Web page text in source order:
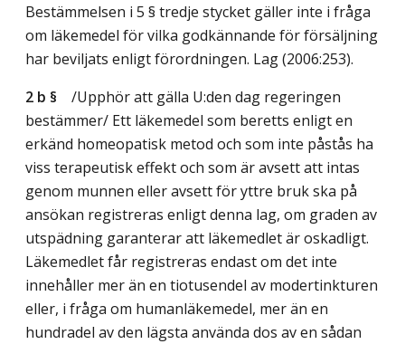
Bestämmelsen i 5 § tredje stycket gäller inte i fråga
om läkemedel för vilka godkännande för försäljning
har beviljats enligt förordningen. Lag (2006:253).
2 b §
/Upphör att gälla U:den dag regeringen
bestämmer/ Ett läkemedel som beretts enligt en
erkänd homeopatisk metod och som inte påstås ha
viss terapeutisk effekt och som är avsett att intas
genom munnen eller avsett för yttre bruk ska på
ansökan registreras enligt denna lag, om graden av
utspädning garanterar att läkemedlet är oskadligt.
Läkemedlet får registreras endast om det inte
innehåller mer än en tiotusendel av modertinkturen
eller, i fråga om humanläkemedel, mer än en
hundradel av den lägsta använda dos av en sådan